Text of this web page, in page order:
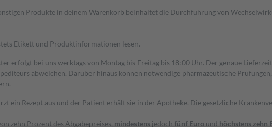
Produkte in deinem Warenkorb beinhaltet die Durchführung von
Etikett und Produktinformationen lesen.
erfolgt bei uns werktags von Montag bis Freitag bis 18:00 Uhr. Der genaue
abweichen. Darüber hinaus können notwendige pharmazeutische
ein Rezept aus und der Patient erhält sie in der Apotheke. Die gesetzliche
zehn Prozent des Abgabepreises, mindestens jedoch fünf Euro und höchstens zehn